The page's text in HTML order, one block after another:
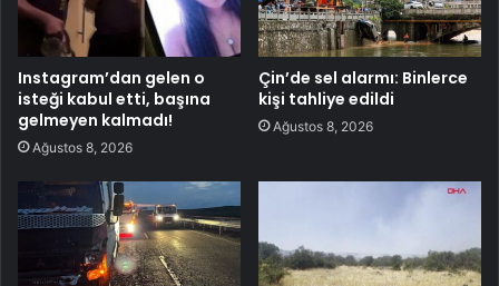
Instagram’dan gelen o
isteği kabul etti, başına
gelmeyen kalmadı!
Ağustos 8, 2026
Çin’de sel alarmı: Binlerce
kişi tahliye edildi
Ağustos 8, 2026